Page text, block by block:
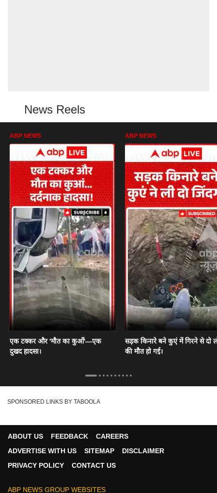
News Reels
ABP NEWS
एक टक्कर और 'मौत का कुआँ'—एक
दुखद हादसा।
ABP NEWS
सड़क किनारे बने कुएं में गिरने से दो
की मौत हो गई।
SPONSORED LINKS BY TABOOLA
ABOUT US FEEDBACK
CAREERS
ADVERTISE WITH US
SITEMAP
DISCLAIMER
PRIVACY POLICY
CONTACT US
ABP NEWS GROUP WEBSITES